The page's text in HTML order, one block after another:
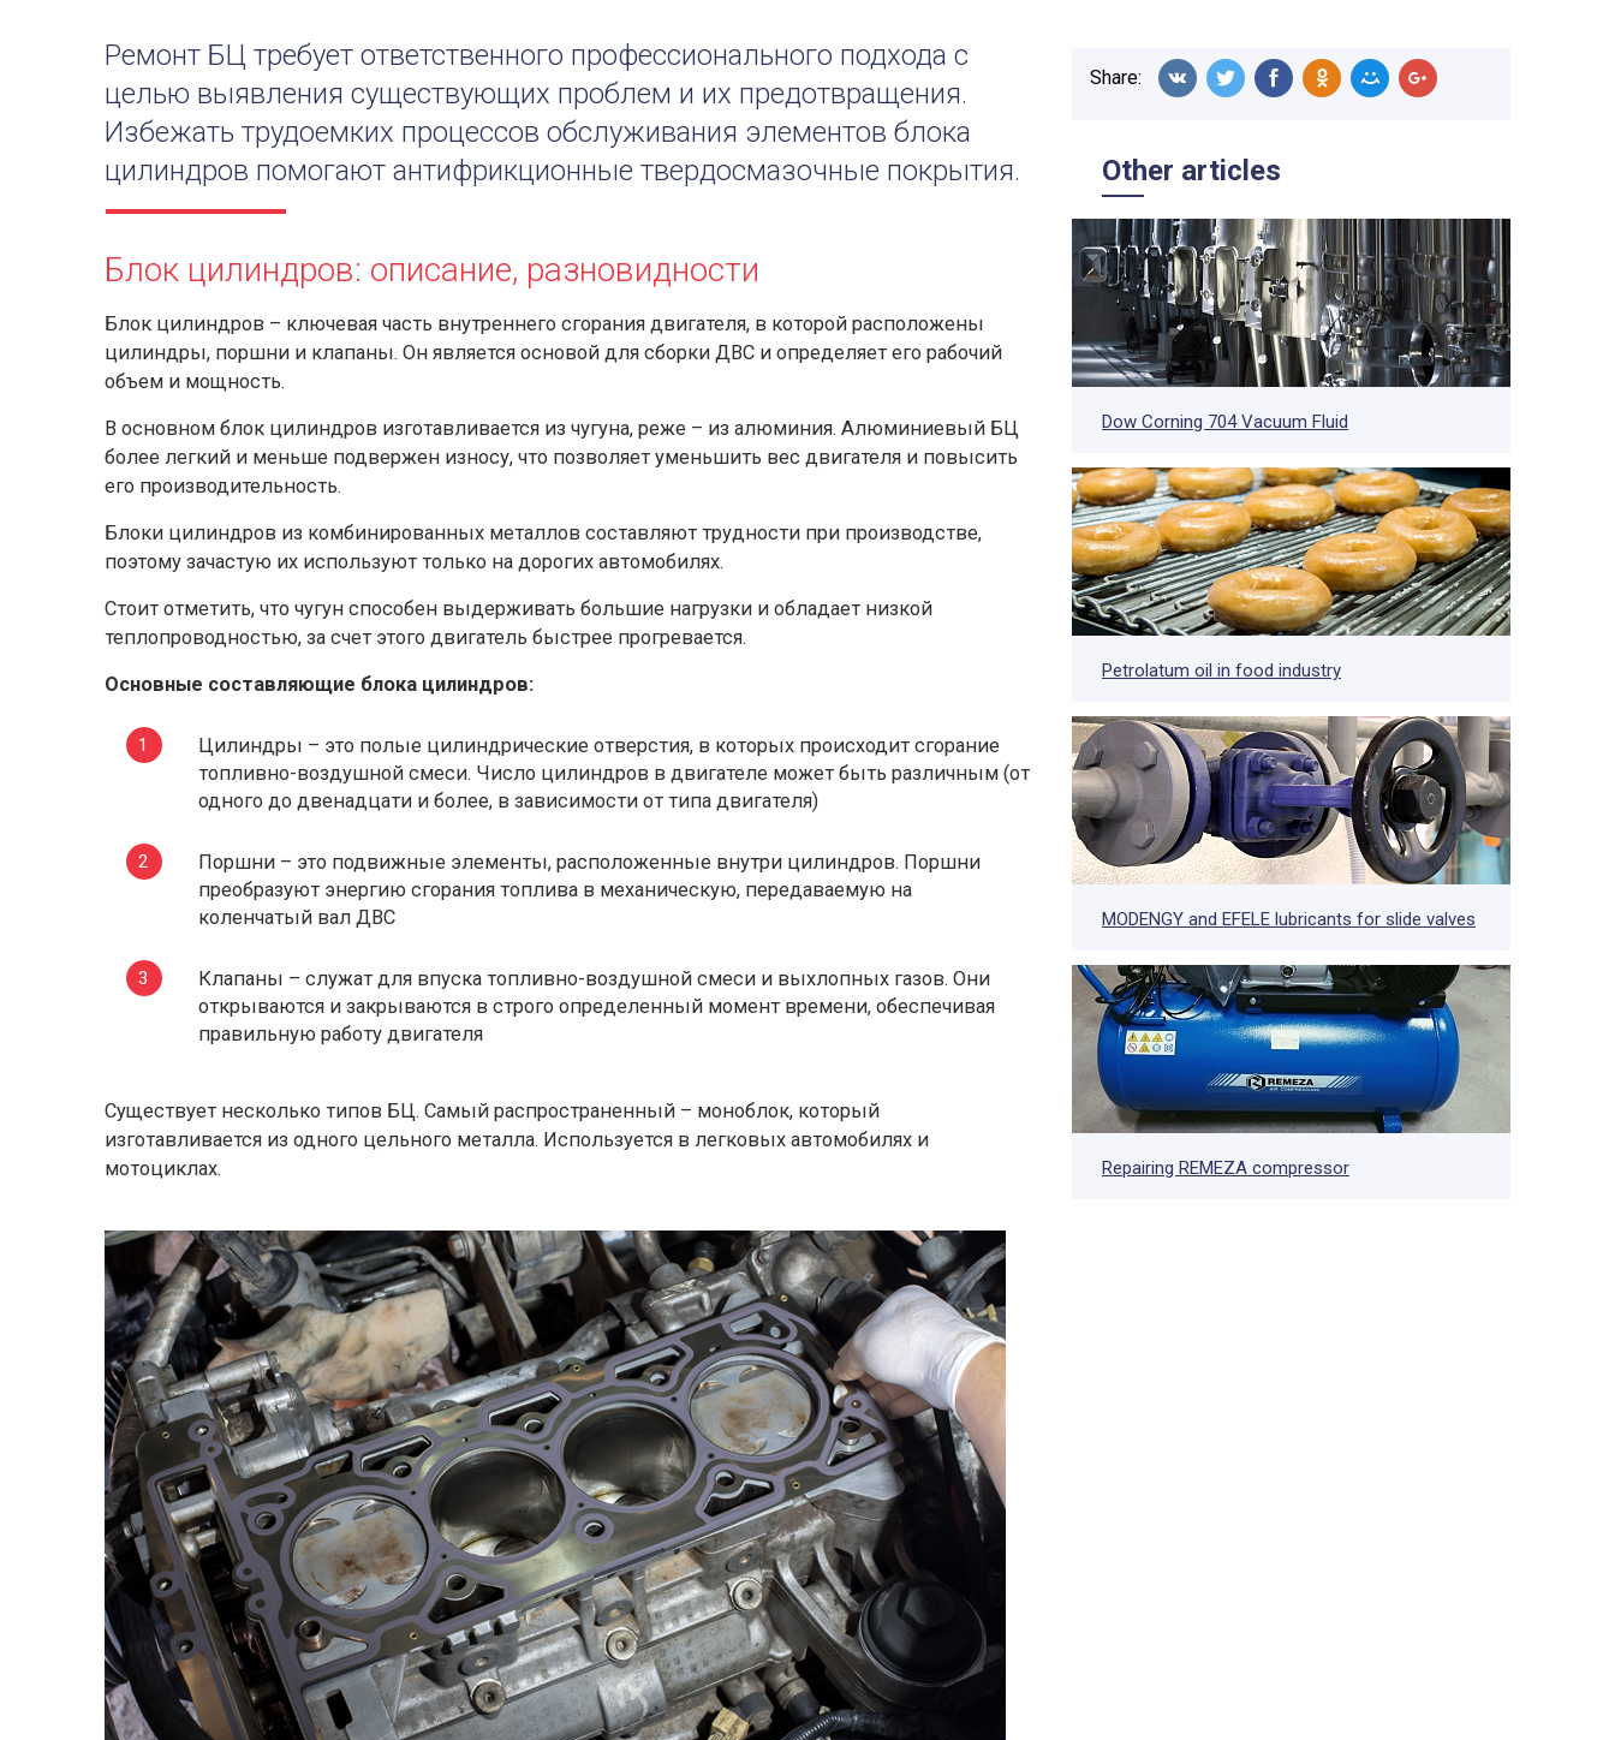
Share:
Other articles
Dow Corning 704 Vacuum Fluid
Petrolatum oil in food industry
MODENGY and EFELE lubricants for slide valves
Repairing REMEZA compressor
Ремонт БЦ требует ответственного профессионального подхода с
целью выявления существующих проблем и их предотвращения.
Избежать трудоемких процессов обслуживания элементов блока
цилиндров помогают антифрикционные твердосмазочные покрытия.
Блок цилиндров: описание, разновидности
Блок цилиндров – ключевая часть внутреннего сгорания двигателя, в которой расположены
цилиндры, поршни и клапаны. Он является основой для сборки ДВС и определяет его рабочий
объем и мощность.
В основном блок цилиндров изготавливается из чугуна, реже – из алюминия. Алюминиевый БЦ
более легкий и меньше подвержен износу, что позволяет уменьшить вес двигателя и повысить
его производительность.
Блоки цилиндров из комбинированных металлов составляют трудности при производстве,
поэтому зачастую их используют только на дорогих автомобилях.
Стоит отметить, что чугун способен выдерживать большие нагрузки и обладает низкой
теплопроводностью, за счет этого двигатель быстрее прогревается.
Основные составляющие блока цилиндров:
Цилиндры – это полые цилиндрические отверстия, в которых происходит сгорание
топливно-воздушной смеси. Число цилиндров в двигателе может быть различным (от
одного до двенадцати и более, в зависимости от типа двигателя)
Поршни – это подвижные элементы, расположенные внутри цилиндров. Поршни
преобразуют энергию сгорания топлива в механическую, передаваемую на
коленчатый вал ДВС
Клапаны – служат для впуска топливно-воздушной смеси и выхлопных газов. Они
открываются и закрываются в строго определенный момент времени, обеспечивая
правильную работу двигателя
Существует несколько типов БЦ. Самый распространенный – моноблок, который
изготавливается из одного цельного металла. Используется в легковых автомобилях и
мотоциклах.